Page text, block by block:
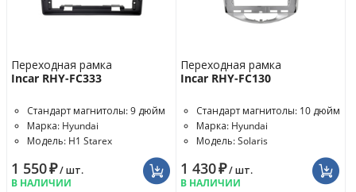
Переходная рамка
Incar RHY-FC333
Стандарт магнитолы: 9 дюйм
Марка: Hyundai
Модель: H1 Starex
1 550₽/ шт.
В НАЛИЧИИ
Переходная рамка
Incar RHY-FC130
Стандарт магнитолы: 10 дюйм
Марка: Hyundai
Модель: Solaris
1 430₽/ шт.
В НАЛИЧИИ